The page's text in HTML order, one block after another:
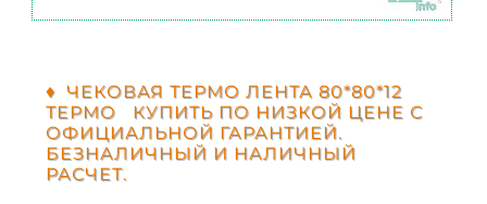
♦ ЧЕКОВАЯ ТЕРМО ЛЕНТА 80*80*12
ТЕРМО КУПИТЬ ПО НИЗКОЙ ЦЕНЕ С
ОФИЦИАЛЬНОЙ ГАРАНТИЕЙ.
БЕЗНАЛИЧНЫЙ И НАЛИЧНЫЙ
РАСЧЕТ.